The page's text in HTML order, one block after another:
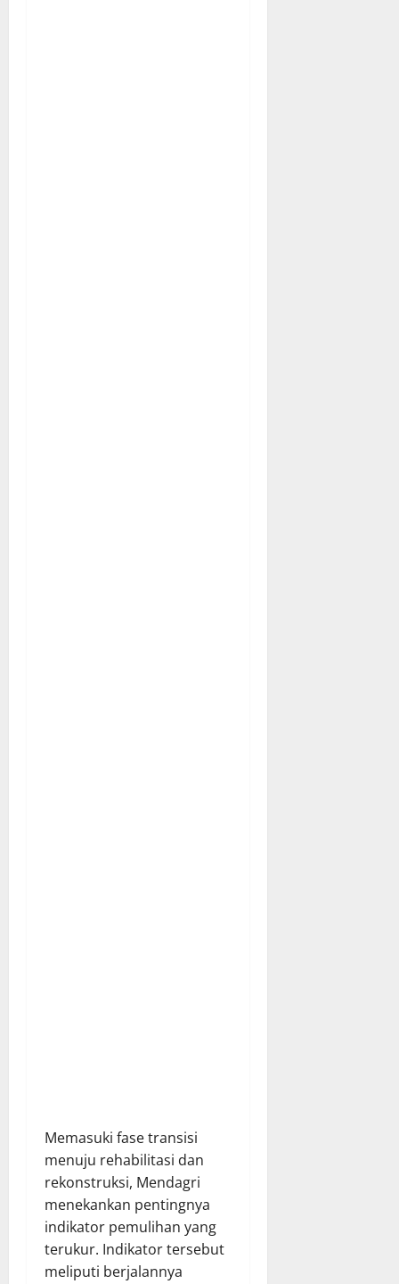
Memasuki fase transisi
menuju rehabilitasi dan
rekonstruksi, Mendagri
menekankan pentingnya
indikator pemulihan yang
terukur. Indikator tersebut
meliputi berjalannya